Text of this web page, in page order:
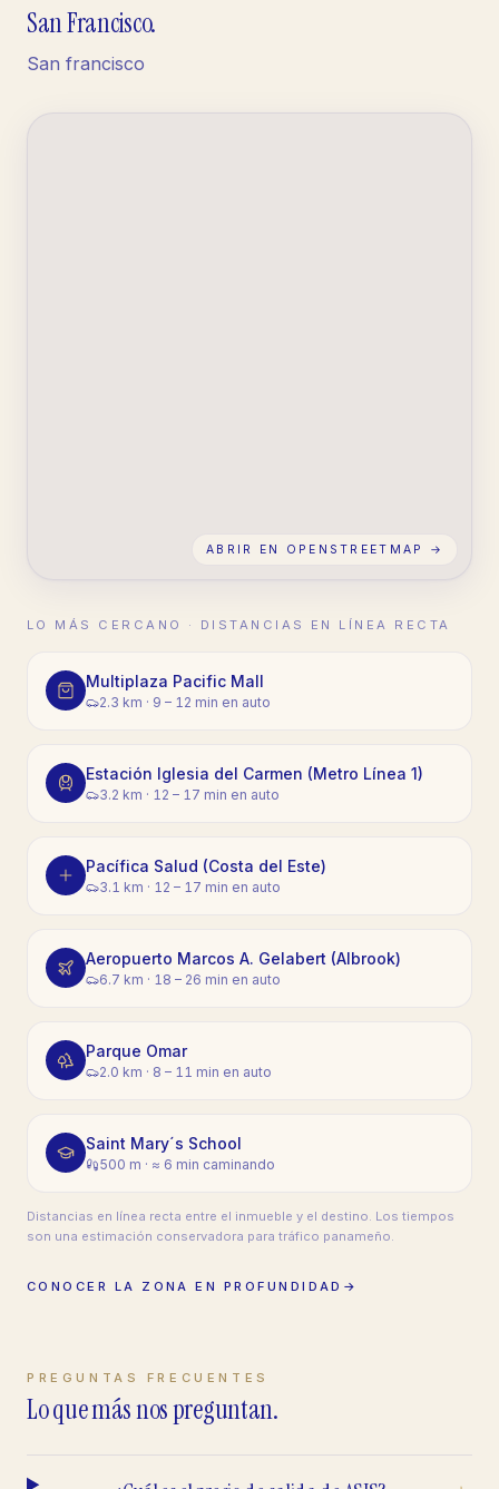
San Francisco.
San francisco
ABRIR EN OPENSTREETMAP →
LO MÁS CERCANO · DISTANCIAS EN LÍNEA RECTA
Multiplaza Pacific Mall
2.3 km · 9 – 12 min en auto
Estación Iglesia del Carmen (Metro Línea 1)
3.2 km · 12 – 17 min en auto
Pacífica Salud (Costa del Este)
3.1 km · 12 – 17 min en auto
Aeropuerto Marcos A. Gelabert (Albrook)
6.7 km · 18 – 26 min en auto
Parque Omar
2.0 km · 8 – 11 min en auto
Saint Mary´s School
500 m · ≈ 6 min caminando
Distancias en línea recta entre el inmueble y el destino. Los tiempos
son una estimación conservadora para tráfico panameño.
CONOCER LA ZONA EN PROFUNDIDAD →
PREGUNTAS FRECUENTES
Lo que más nos preguntan.